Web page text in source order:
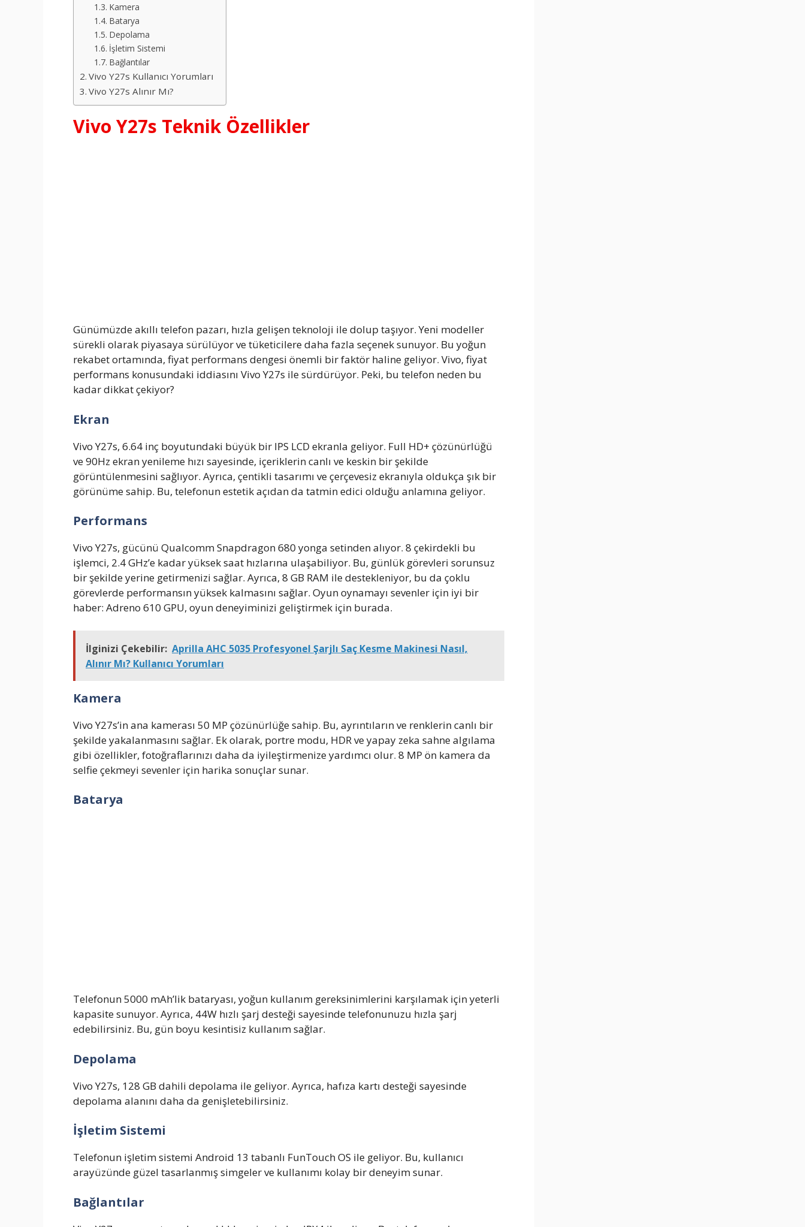
Kamera
Batarya
Depolama
İşletim Sistemi
Bağlantılar
Vivo Y27s Kullanıcı Yorumları
Vivo Y27s Alınır Mı?
Vivo Y27s Teknik Özellikler
Günümüzde akıllı telefon pazarı, hızla gelişen teknoloji ile dolup taşıyor. Yeni modeller
sürekli olarak piyasaya sürülüyor ve tüketicilere daha fazla seçenek sunuyor. Bu yoğun
rekabet ortamında, fiyat performans dengesi önemli bir faktör haline geliyor. Vivo, fiyat
performans konusundaki iddiasını Vivo Y27s ile sürdürüyor. Peki, bu telefon neden bu
kadar dikkat çekiyor?
Ekran
Vivo Y27s, 6.64 inç boyutundaki büyük bir IPS LCD ekranla geliyor. Full HD+ çözünürlüğü
ve 90Hz ekran yenileme hızı sayesinde, içeriklerin canlı ve keskin bir şekilde
görüntülenmesini sağlıyor. Ayrıca, çentikli tasarımı ve çerçevesiz ekranıyla oldukça şık bir
görünüme sahip. Bu, telefonun estetik açıdan da tatmin edici olduğu anlamına geliyor.
Performans
Vivo Y27s, gücünü Qualcomm Snapdragon 680 yonga setinden alıyor. 8 çekirdekli bu
işlemci, 2.4 GHz’e kadar yüksek saat hızlarına ulaşabiliyor. Bu, günlük görevleri sorunsuz
bir şekilde yerine getirmenizi sağlar. Ayrıca, 8 GB RAM ile destekleniyor, bu da çoklu
görevlerde performansın yüksek kalmasını sağlar. Oyun oynamayı sevenler için iyi bir
haber: Adreno 610 GPU, oyun deneyiminizi geliştirmek için burada.
İlginizi Çekebilir: Aprilla AHC 5035 Profesyonel Şarjlı Saç Kesme Makinesi Nasıl,
Alınır Mı? Kullanıcı Yorumları
Kamera
Vivo Y27s’in ana kamerası 50 MP çözünürlüğe sahip. Bu, ayrıntıların ve renklerin canlı bir
şekilde yakalanmasını sağlar. Ek olarak, portre modu, HDR ve yapay zeka sahne algılama
gibi özellikler, fotoğraflarınızı daha da iyileştirmenize yardımcı olur. 8 MP ön kamera da
selfie çekmeyi sevenler için harika sonuçlar sunar.
Batarya
Telefonun 5000 mAh’lik bataryası, yoğun kullanım gereksinimlerini karşılamak için yeterli
kapasite sunuyor. Ayrıca, 44W hızlı şarj desteği sayesinde telefonunuzu hızla şarj
edebilirsiniz. Bu, gün boyu kesintisiz kullanım sağlar.
Depolama
Vivo Y27s, 128 GB dahili depolama ile geliyor. Ayrıca, hafıza kartı desteği sayesinde
depolama alanını daha da genişletebilirsiniz.
İşletim Sistemi
Telefonun işletim sistemi Android 13 tabanlı FunTouch OS ile geliyor. Bu, kullanıcı
arayüzünde güzel tasarlanmış simgeler ve kullanımı kolay bir deneyim sunar.
Bağlantılar